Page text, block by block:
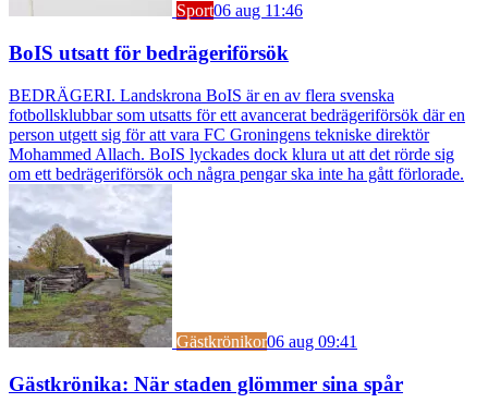
Sport06 aug 11:46
BoIS utsatt för bedrägeriförsök
BEDRÄGERI. Landskrona BoIS är en av flera svenska
fotbollsklubbar som utsatts för ett avancerat bedrägeriförsök där en
person utgett sig för att vara FC Groningens tekniske direktör
Mohammed Allach. BoIS lyckades dock klura ut att det rörde sig
om ett bedrägeriförsök och några pengar ska inte ha gått förlorade.
Gästkrönikor06 aug 09:41
Gästkrönika: När staden glömmer sina spår